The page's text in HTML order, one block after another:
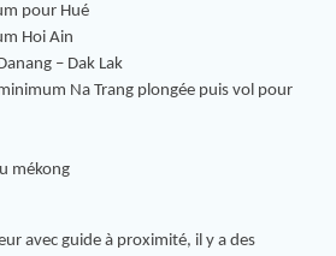
pour Hué
Hoi Ain
– Dak Lak
Na Trang plongée puis vol pour
mékong
avec guide à proximité, il y a des